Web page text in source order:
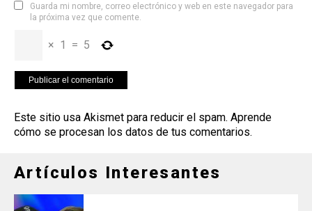
Guarda mi nombre, correo electrónico y web en este navegador para
la próxima vez que comente.
× 1 = 5
Este sitio usa Akismet para reducir el spam. Aprende
cómo se procesan los datos de tus comentarios.
Artículos Interesantes